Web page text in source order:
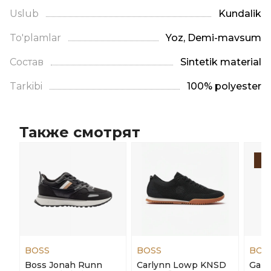
Uslub Kundalik
To'plamlar Yoz, Demi-mavsum
Состав Sintetik material
Tarkibi 100% polyester
Также смотрят
BOSS
Boss Jonah Runn
BOSS
Carlynn Lowp KNSD